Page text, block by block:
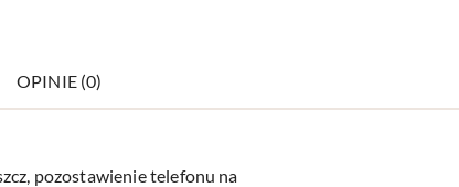
OPINIE (0)
pozostawienie telefonu na